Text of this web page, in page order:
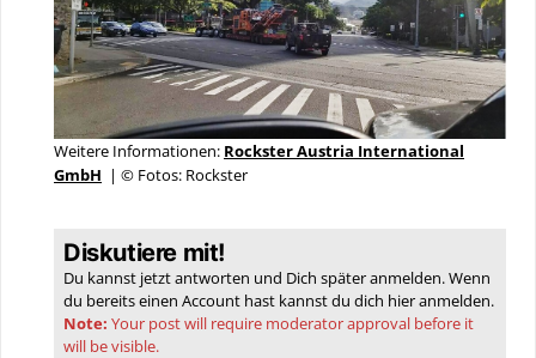
Weitere Informationen: Rockster Austria International
GmbH | © Fotos: Rockster
Diskutiere mit!
Du kannst jetzt antworten und Dich später anmelden. Wenn
du bereits einen Account hast kannst du dich hieranmelden.
Note: Your post will require moderator approval before it
will be visible.